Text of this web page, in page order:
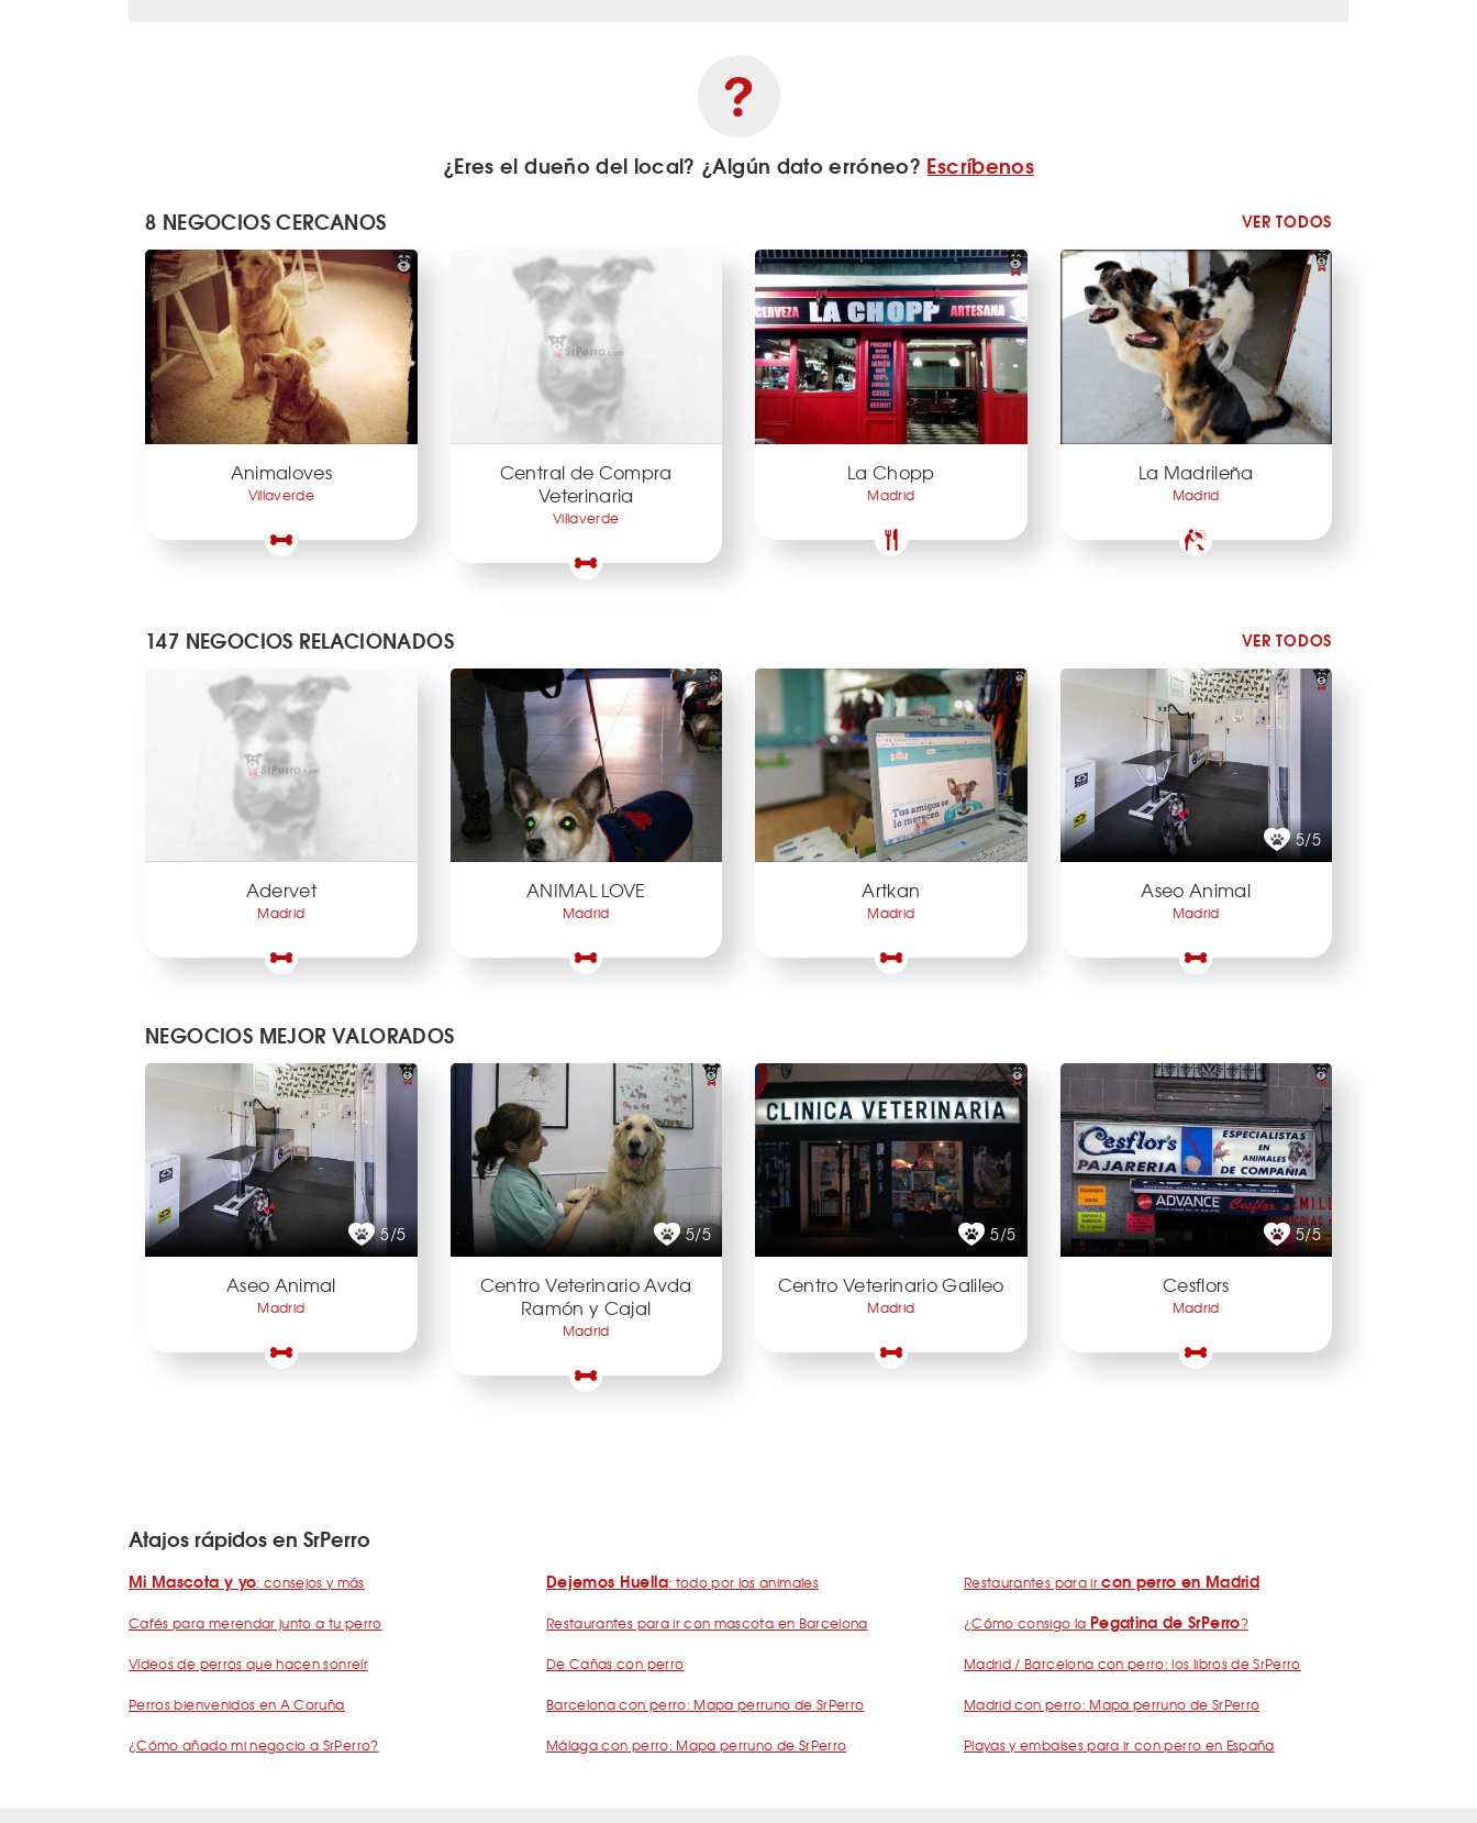
¿Eres el dueño del local? ¿Algún dato erróneo? Escríbenos
8 NEGOCIOS CERCANOS
VER TODOS
Animaloves
Villaverde
Central de Compra
Veterinaria
Villaverde
La Chopp
Madrid
La Madrileña
Madrid
147 NEGOCIOS RELACIONADOS VER TODOS
Adervet
Madrid
ANIMAL LOVE
Madrid
Artkan
Madrid
5/5
Aseo Animal
Madrid
NEGOCIOS MEJOR VALORADOS
5/5
Aseo Animal
Madrid
5/5
Centro Veterinario Avda
Ramón y Cajal
Madrid
5/5
Centro Veterinario Galileo
Madrid
5/5
Cesflors
Madrid
Atajos rápidos en SrPerro
Mi Mascota y yo: consejos y más
Cafés para merendar junto a tu perro
Vídeos de perros que hacen sonreír
Perros bienvenidos en A Coruña
¿Cómo añado mi negocio a SrPerro?
Dejemos Huella: todo por los animales
Restaurantes para ir con mascota en Barcelona
De Cañas con perro
Barcelona con perro: Mapa perruno de SrPerro
Málaga con perro: Mapa perruno de SrPerro
Restaurantes para ircon perro en Madrid
¿Cómo consigo la Pegatina de SrPerro?
Madrid / Barcelona con perro: los libros de SrPerro
Madrid con perro: Mapa perruno de SrPerro
Playas y embalses para ir con perro en España